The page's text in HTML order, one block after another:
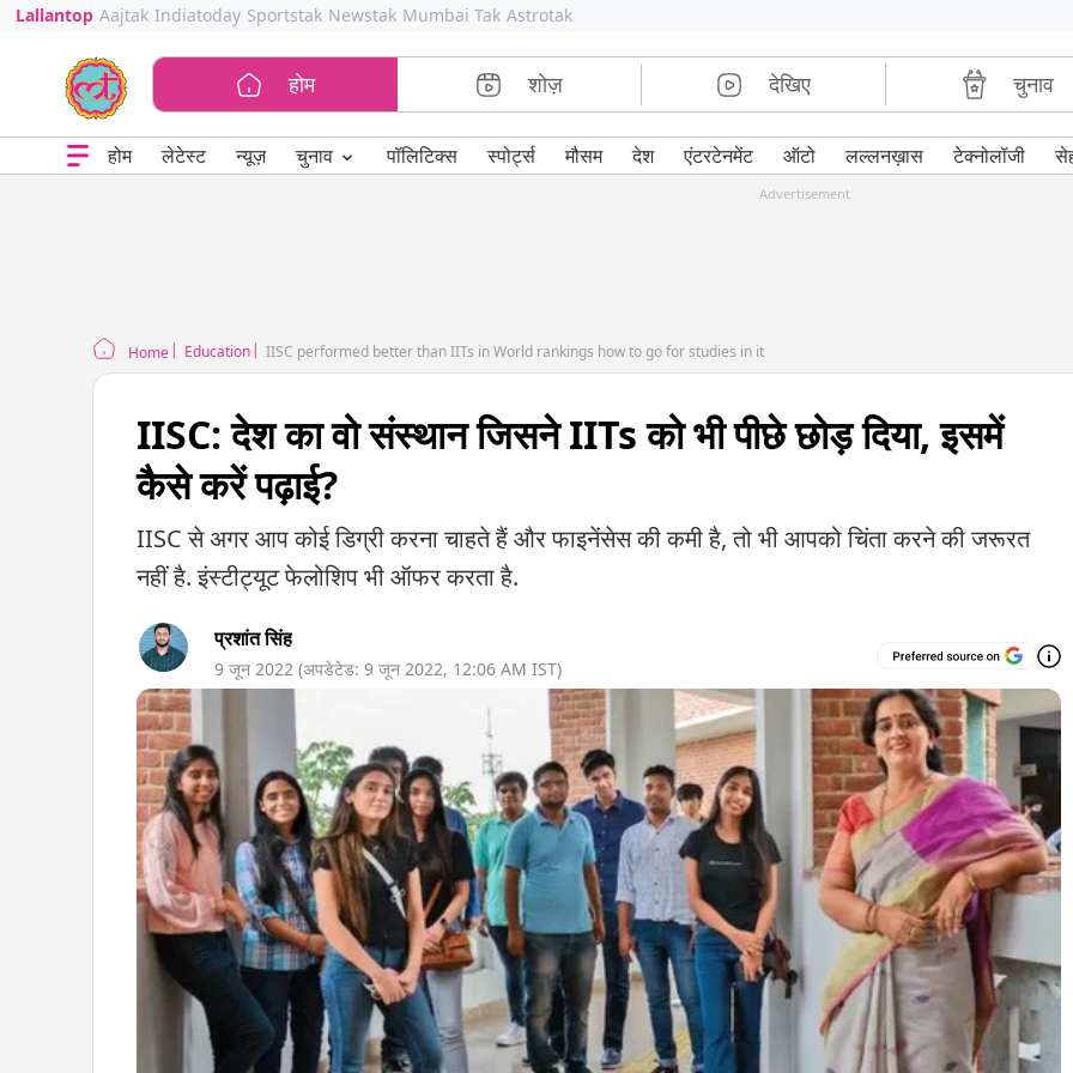
Lallantop Aajtak Indiatoday Sportstak Newstak Mumbai Tak Astrotak
होम शोज़ देखिए चुनाव
होम लेटेस्ट न्यूज़ चुनाव ⌄ पॉलिटिक्स स्पोर्ट्स मौसम देश एंटरटेनमेंट ऑटो लल्लनख़ास टेक्नोलॉजी
Advertisement
Home Education IISC performed better than IITs in World rankings how to go for studies in it
IISC: देश का वो संस्थान जिसने IITs को भी पीछे छोड़ दिया, इसमें
कैसे करें पढ़ाई?
IISC से अगर आप कोई डिग्री करना चाहते हैं और फाइनेंसेस की कमी है, तो भी आपको चिंता करने की जरूरत
नहीं है. इंस्टीट्यूट फेलोशिप भी ऑफर करता है.
प्रशांत सिंह
9 जून 2022 (अपडेटेड: 9 जून 2022, 12:06 AM IST)